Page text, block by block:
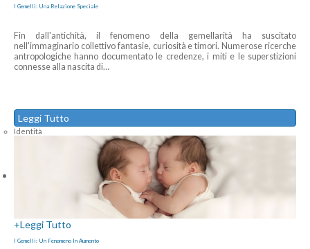
I Gemelli: Una Relazione Speciale
Fin dall'antichità, il fenomeno della gemellarità ha suscitato
nell'immaginario collettivo fantasie, curiosità e timori. Numerose ricerche
antropologiche hanno documentato le credenze, i miti e le superstizioni
connesse alla nascita di…
Leggi Tutto
Identità
+Leggi Tutto
I Gemelli: Un Fenomeno In Aumento